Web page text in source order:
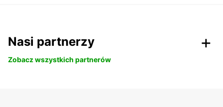
Nasi partnerzy
Zobacz wszystkich partnerów